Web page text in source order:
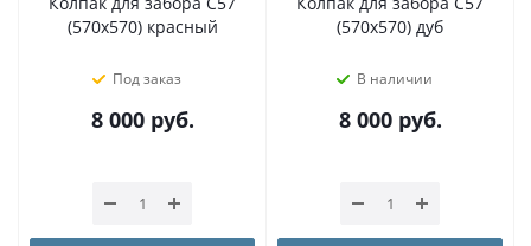
(570х570) красный
Под заказ
8 000руб.
(570х570) дуб
В наличии
8 000руб.